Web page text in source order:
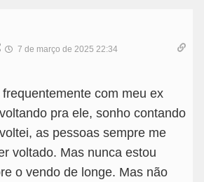
7 de março de 2025 22:34
com meu ex
pra ele, sonho contando
as pessoas sempre me
voltado. Mas nunca estou
o vendo de longe. Mas não